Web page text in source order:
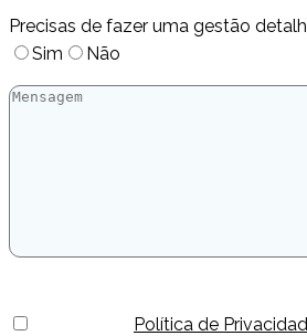
Precisas de fazer uma gestão
Sim
Não
Política de